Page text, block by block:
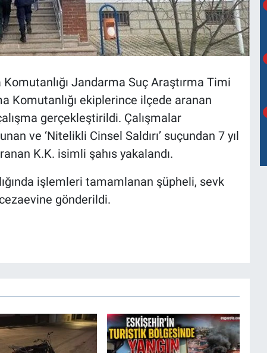
Jandarma Suç Araştırma Timi
Komutanlığı ekiplerince ilçede aranan
gerçekleştirildi. Çalışmalar
ve ‘Nitelikli Cinsel Saldırı’ suçundan 7 yıl
K.K. isimli şahıs yakalandı.
işlemleri tamamlanan şüpheli, sevk
gönderildi.